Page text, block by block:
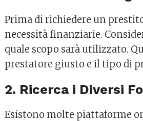
Prima di richiedere un
necessità finanziarie.
quale scopo sarà utilizzato.
prestatore giusto e il tipo di
2. Ricerca i Diversi
Esistono molte piattaforme